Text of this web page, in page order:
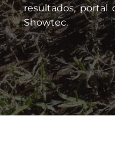
resultados, portal
Showtec.